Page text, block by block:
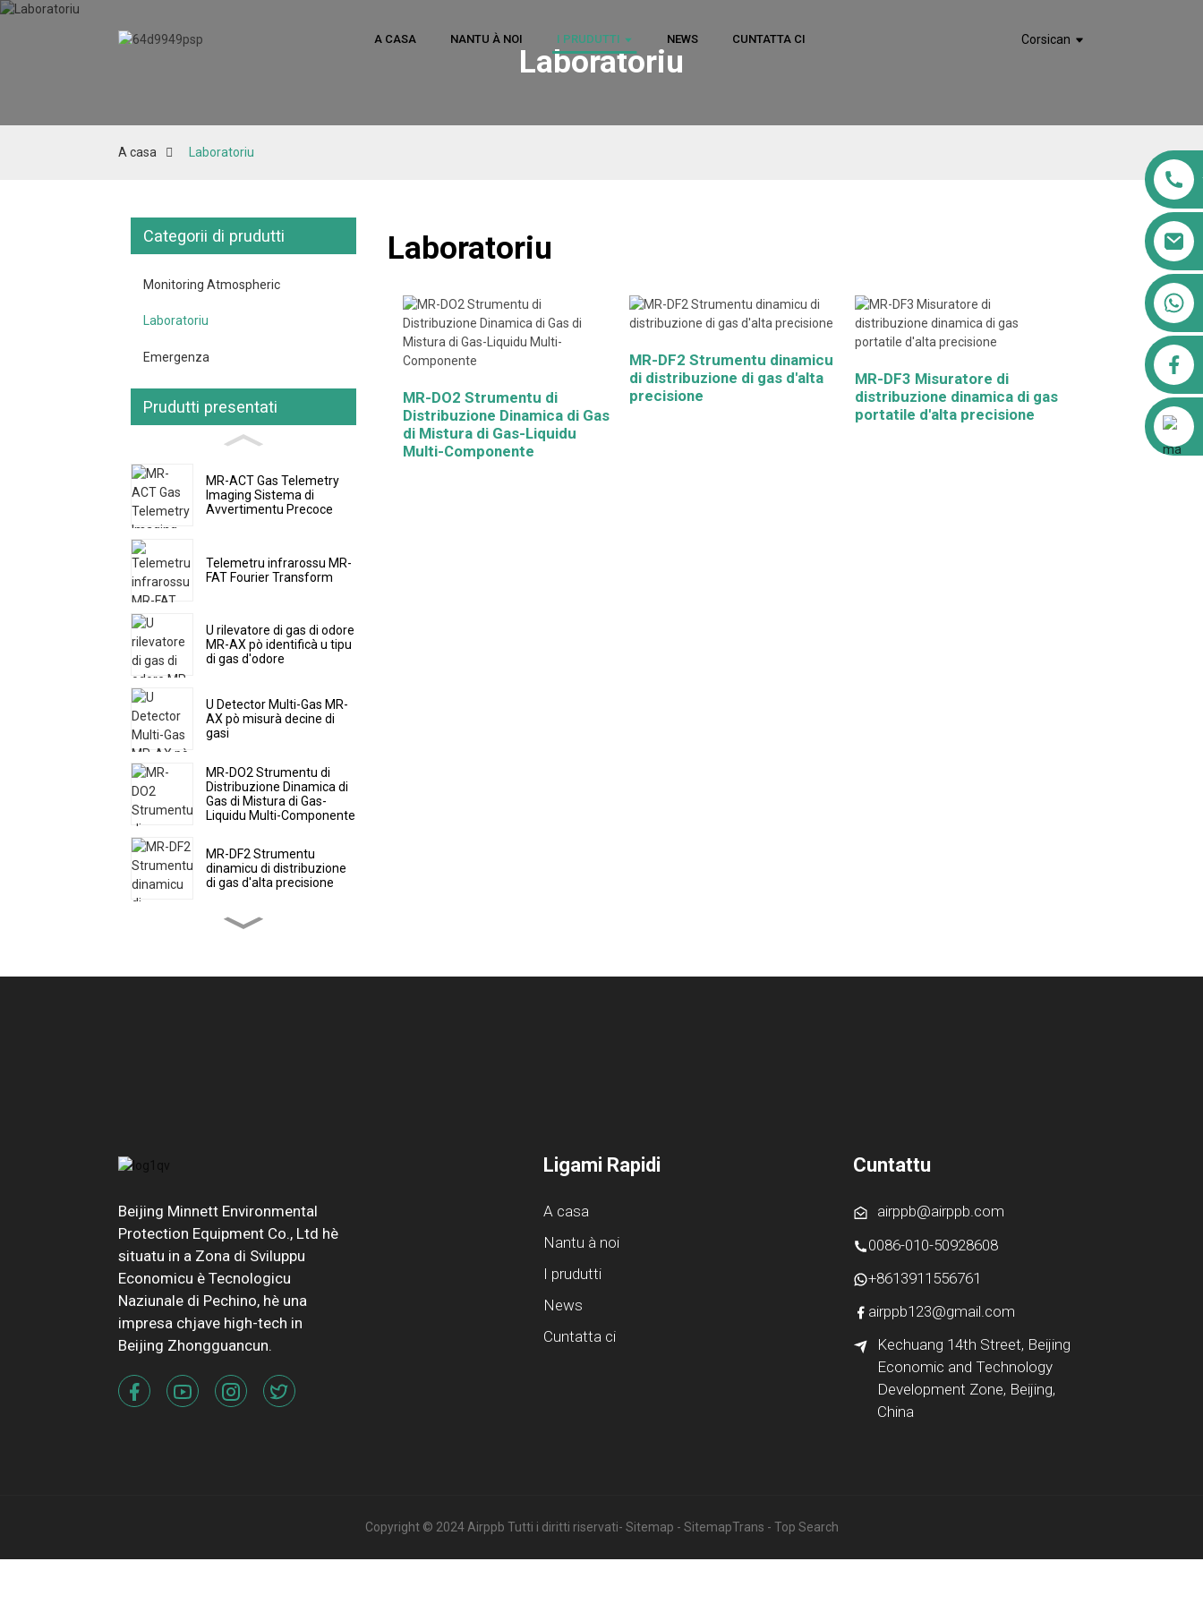
A CASA NANTU À NOI I PRUDUTTI NEWS CUNTATTA CI Corsican
Laboratoriu
A casa Laboratoriu
Categorii di prudutti
Monitoring Atmospheric
Laboratoriu
Emergenza
Prudutti presentati
MR-ACT Gas Telemetry
Imaging Sistema di
Avvertimentu Precoce
Telemetru infrarossu MR-
FAT Fourier Transform
U rilevatore di gas di odore
MR-AX pò identificà u tipu
di gas d'odore
U Detector Multi-Gas MR-
AX pò misurà decine di
gasi
MR-DO2 Strumentu di
Distribuzione Dinamica di
Gas di Mistura di Gas-
Liquidu Multi-Componente
MR-DF2 Strumentu
dinamicu di distribuzione
di gas d'alta precisione
MR-DF3 Misuratore di
Laboratoriu
MR-DO2 Strumentu di
Distribuzione Dinamica di Gas
di Mistura di Gas-Liquidu
Multi-Componente
MR-DF2 Strumentu dinamicu
di distribuzione di gas d'alta
precisione
MR-DF3 Misuratore di
distribuzione dinamica di gas
portatile d'alta precisione
Beijing Minnett Environmental
Protection Equipment Co., Ltd hè
situatu in a Zona di Sviluppu
Economicu è Tecnologicu
Naziunale di Pechino, hè una
impresa chjave high-tech in
Beijing Zhongguancun.
Ligami Rapidi
A casa
Nantu à noi
I prudutti
News
Cuntatta ci
Cuntattu
airppb@airppb.com
0086-010-50928608
+8613911556761
airppb123@gmail.com
Kechuang 14th Street, Beijing
Economic and Technology
Development Zone, Beijing,
China
Copyright © 2024 Airppb Tutti i diritti riservati- Sitemap - SitemapTrans - Top Search